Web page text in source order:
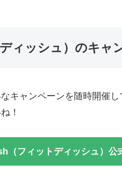
ィッシュ）のキャ
キャンペーンを随時開催
！
（フィットディッシュ）公